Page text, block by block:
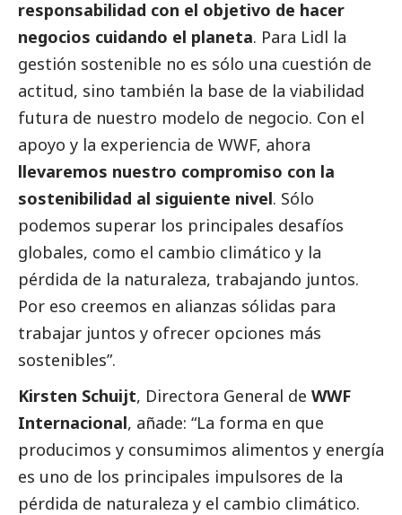
responsabilidad con el objetivo de hacer
negocios cuidando el planeta. Para Lidl la
gestión sostenible no es sólo una cuestión de
actitud, sino también la base de la viabilidad
futura de nuestro modelo de negocio. Con el
apoyo y la experiencia de WWF, ahora
llevaremos nuestro compromiso con la
sostenibilidad al siguiente nivel. Sólo
podemos superar los principales desafíos
globales, como el cambio climático y la
pérdida de la naturaleza, trabajando juntos.
Por eso creemos en alianzas sólidas para
trabajar juntos y ofrecer opciones más
sostenibles”.
Kirsten Schuijt, Directora General de WWF
Internacional, añade: “La forma en que
producimos y consumimos alimentos y energía
es uno de los principales impulsores de la
pérdida de naturaleza y el cambio climático.